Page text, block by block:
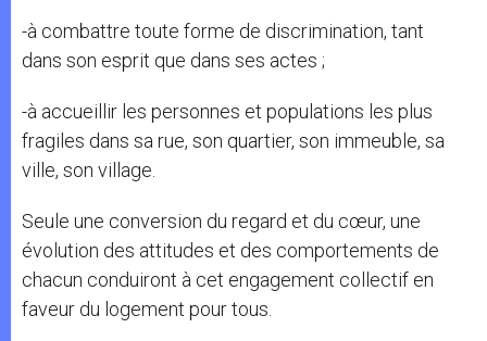
-à combattre toute forme de discrimination, tant
dans son esprit que dans ses actes ;
-à accueillir les personnes et populations les plus
fragiles dans sa rue, son quartier, son immeuble, sa
ville, son village.
Seule une conversion du regard et du cœur, une
évolution des attitudes et des comportements de
chacun conduiront à cet engagement collectif en
faveur du logement pour tous.